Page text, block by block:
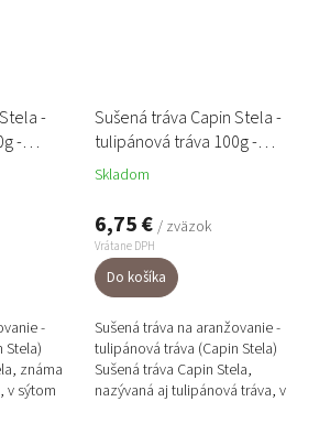
-
-
-
Stela)
známa
v sýtom
Sušená tráva Capin Stela -
tulipánová tráva 100g -
tyrkysová
Skladom
6,75 € / zväzok
Vrátane DPH
Do košíka
Sušená tráva na aranžovanie -
tulipánová tráva (Capin Stela)
Sušená tráva Capin Stela,
nazývaná aj tulipánová tráva, v